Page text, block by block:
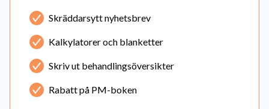
Skräddarsytt nyhetsbrev
Kalkylatorer och blanketter
Skriv ut behandlingsöversikter
Rabatt på PM-boken